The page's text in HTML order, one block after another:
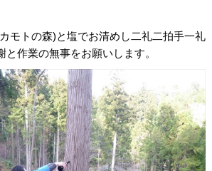
モトの森)と塩でお清めし二礼二拍手一礼
作業の無事をお願いします。